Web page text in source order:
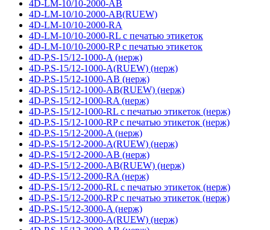
4D-LM-10/10-2000-AB
4D-LM-10/10-2000-AB(RUEW)
4D-LM-10/10-2000-RA
4D-LM-10/10-2000-RL с печатью этикеток
4D-LM-10/10-2000-RP с печатью этикеток
4D-P.S-15/12-1000-A (нерж)
4D-P.S-15/12-1000-A(RUEW) (нерж)
4D-P.S-15/12-1000-AB (нерж)
4D-P.S-15/12-1000-AB(RUEW) (нерж)
4D-P.S-15/12-1000-RA (нерж)
4D-P.S-15/12-1000-RL с печатью этикеток (нерж)
4D-P.S-15/12-1000-RP с печатью этикеток (нерж)
4D-P.S-15/12-2000-A (нерж)
4D-P.S-15/12-2000-A(RUEW) (нерж)
4D-P.S-15/12-2000-AB (нерж)
4D-P.S-15/12-2000-AB(RUEW) (нерж)
4D-P.S-15/12-2000-RA (нерж)
4D-P.S-15/12-2000-RL с печатью этикеток (нерж)
4D-P.S-15/12-2000-RP с печатью этикеток (нерж)
4D-P.S-15/12-3000-A (нерж)
4D-P.S-15/12-3000-A(RUEW) (нерж)